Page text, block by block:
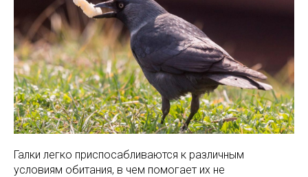
Галки легко приспосабливаются к различным
условиям обитания, в чем помогает их не